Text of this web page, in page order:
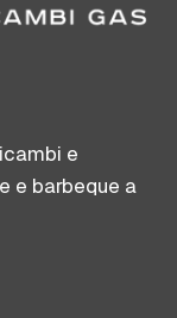
e
e barbeque a